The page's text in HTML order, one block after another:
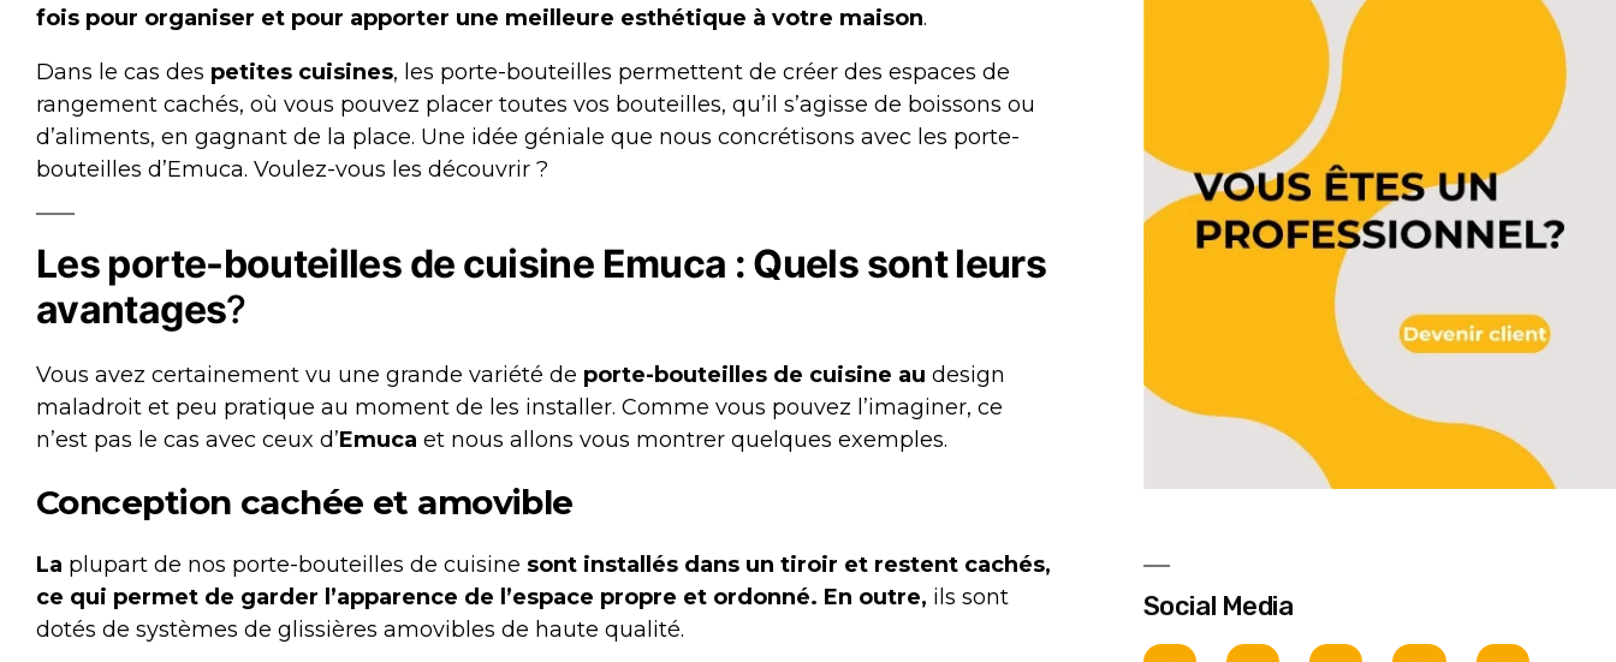
fois pour organiser et pour apporter une meilleure esthétique à votre maison.
Dans le cas des petites cuisines, les porte-bouteilles permettent de créer des espaces de
rangement cachés, où vous pouvez placer toutes vos bouteilles, qu’il s’agisse de boissons ou
d’aliments, en gagnant de la place. Une idée géniale que nous concrétisons avec les porte-
bouteilles d’Emuca. Voulez-vous les découvrir ?
Les porte-bouteilles de cuisine Emuca : Quels sont leurs
avantages?
Vous avez certainement vu une grande variété de porte-bouteilles de cuisine au design
maladroit et peu pratique au moment de les installer. Comme vous pouvez l’imaginer, ce
n’est pas le cas avec ceux d’Emuca et nous allons vous montrer quelques exemples.
Conception cachée et amovible
La plupart de nos porte-bouteilles de cuisine sont installés dans un tiroir et restent cachés,
ce qui permet de garder l’apparence de l’espace propre et ordonné. En outre, ils sont
dotés de systèmes de glissières amovibles de haute qualité.
Social Media